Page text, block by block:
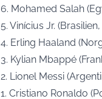
6. Mohamed Salah
5. Vinícius Jr.
4. Erling Haaland
3. Kylian Mbappé
2. Lionel Messi
1. Cristiano Ronaldo